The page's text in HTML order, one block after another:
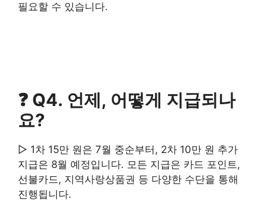
필요할 수 있습니다.
❓ Q4. 언제, 어떻게 지급되나
요?
▷ 1차 15만 원은 7월 중순부터, 2차 10만 원 추가
지급은 8월 예정입니다. 모든 지급은 카드 포인트,
선불카드, 지역사랑상품권 등 다양한 수단을 통해
진행됩니다.